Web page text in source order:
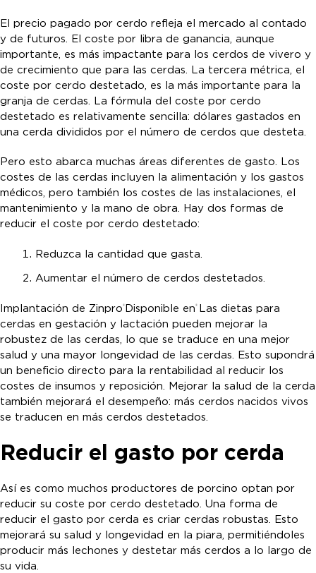
El precio pagado por cerdo refleja el mercado al contado
y de futuros. El coste por libra de ganancia, aunque
importante, es más impactante para los cerdos de vivero y
de crecimiento que para las cerdas. La tercera métrica, el
coste por cerdo destetado, es la más importante para la
granja de cerdas. La fórmula del coste por cerdo
destetado es relativamente sencilla: dólares gastados en
una cerda divididos por el número de cerdos que desteta.
Pero esto abarca muchas áreas diferentes de gasto. Los
costes de las cerdas incluyen la alimentación y los gastos
médicos, pero también los costes de las instalaciones, el
mantenimiento y la mano de obra. Hay dos formas de
reducir el coste por cerdo destetado:
Reduzca la cantidad que gasta.
Aumentar el número de cerdos destetados.
Implantación de Zinpro®Disponible en® Las dietas para
cerdas en gestación y lactación pueden mejorar la
robustez de las cerdas, lo que se traduce en una mejor
salud y una mayor longevidad de las cerdas. Esto supondrá
un beneficio directo para la rentabilidad al reducir los
costes de insumos y reposición. Mejorar la salud de la cerda
también mejorará el desempeño: más cerdos nacidos vivos
se traducen en más cerdos destetados.
Reducir el gasto por cerda
Así es como muchos productores de porcino optan por
reducir su coste por cerdo destetado. Una forma de
reducir el gasto por cerda es criar cerdas robustas. Esto
mejorará su salud y longevidad en la piara, permitiéndoles
producir más lechones y destetar más cerdos a lo largo de
su vida.